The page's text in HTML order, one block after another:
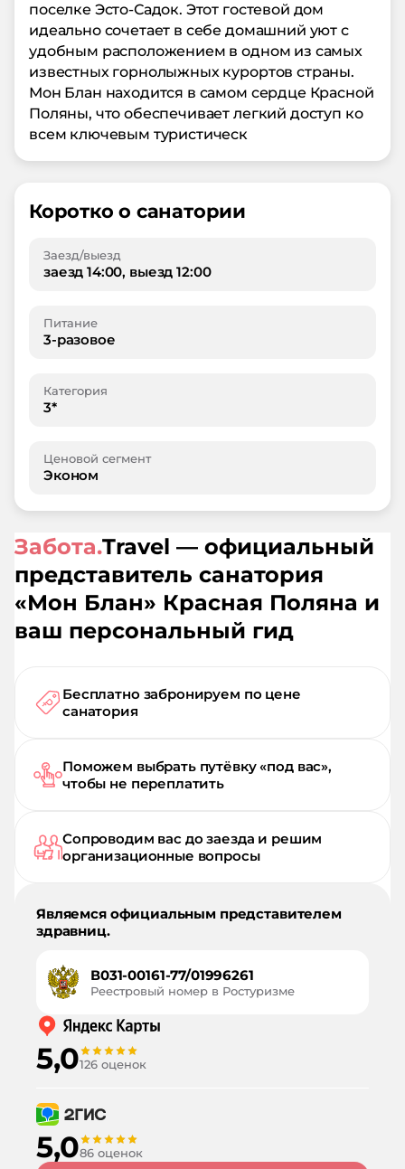
поселке Эсто-Садок. Этот гостевой дом
идеально сочетает в себе домашний уют с
удобным расположением в одном из самых
известных горнолыжных курортов страны.
Мон Блан находится в самом сердце Красной
Поляны, что обеспечивает легкий доступ ко
всем ключевым туристическ
Коротко о санатории
Заезд/выезд
заезд 14:00, выезд 12:00
Питание
3-разовое
Категория
3*
Ценовой сегмент
Эконом
Забота.Travel — официальный
представитель санатория
«Мон Блан» Красная Поляна и
ваш персональный гид
Бесплатно забронируем по цене
санатория
Поможем выбрать путёвку «под вас»,
чтобы не переплатить
Сопроводим вас до заезда и решим
организационные вопросы
Являемся официальным представителем
здравниц.
В031-00161-77/01996261
Реестровый номер в Ростуризме
5,0126 оценок
5,086 оценок